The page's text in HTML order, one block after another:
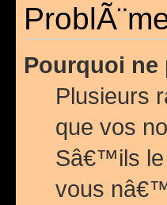
Pourquoi ne
Plusieurs
que vos
Sâ€™ils le
vous